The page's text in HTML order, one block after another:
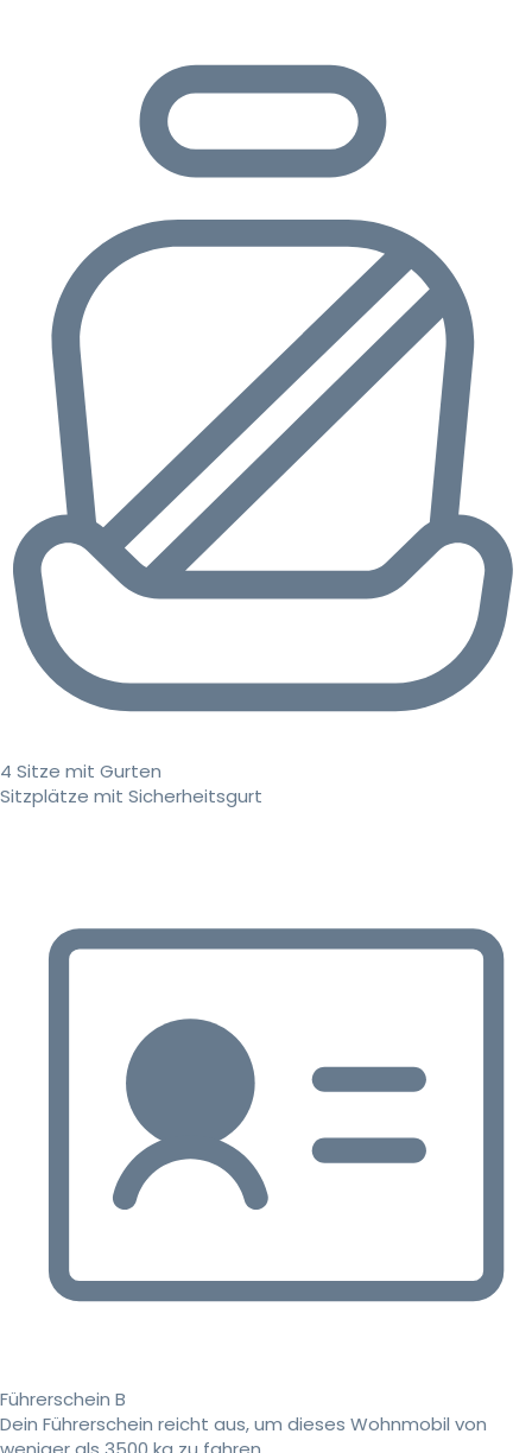
4 Sitze mit Gurten
Sitzplätze mit Sicherheitsgurt
Führerschein B
Dein Führerschein reicht aus, um dieses Wohnmobil von